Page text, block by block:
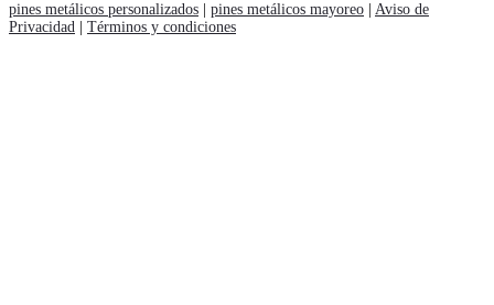
pines metálicos personalizados
pines metálicos mayoreo
Aviso de
Privacidad
Términos y condiciones